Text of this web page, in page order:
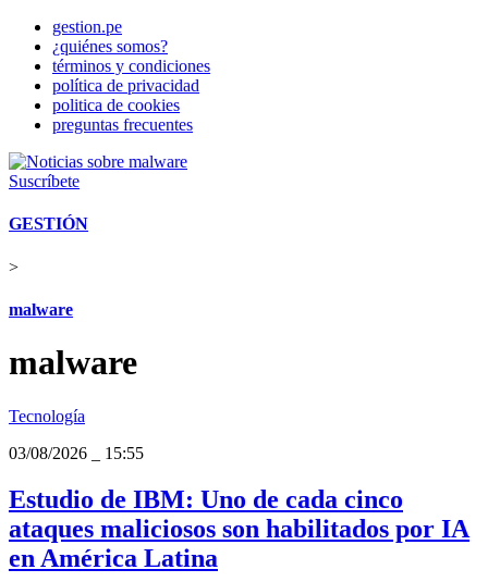
gestion.pe
¿quiénes somos?
términos y condiciones
política de privacidad
politica de cookies
preguntas frecuentes
Suscríbete
GESTIÓN
>
malware
malware
Tecnología
03/08/2026
15:55
Estudio de IBM: Uno de cada cinco
ataques maliciosos son habilitados por IA
en América Latina